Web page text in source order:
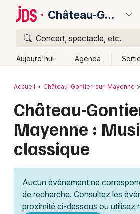
Château-Gontier-sur-Mayenne
Concert, spectacle, etc.
Aujourd'hui Agenda
Publier un événement
Grands événements
Manifestations
Bordeaux
Colmar
Lille
Lyon
Marseille
Mulhouse
Retour
Accueil Château-Gontier-sur-Mayenne
Château-
Mayenne :
classique
Aucun événement ne
de recherche. Consultez les
proximité ci-dessous ou utilisez
Quoi ?
Où ?
Mayenne (53)
Pays de la Loire
Changer de lieu
Quand ?